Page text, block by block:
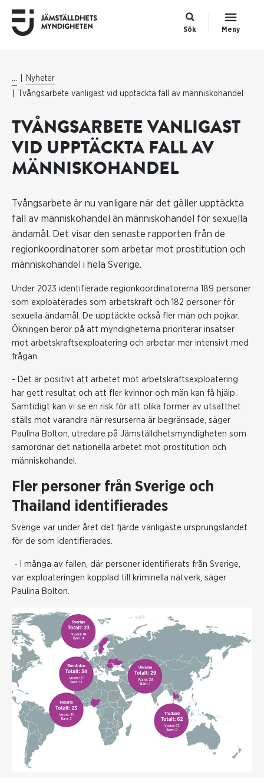
Sök Meny
...
Nyheter
Tvångsarbete vanligast vid upptäckta fall av människohandel
TVÅNGSARBETE VANLIGAST
VID UPPTÄCKTA FALL AV
MÄNNISKOHANDEL
Tvångsarbete är nu vanligare när det gäller upptäckta
fall av människohandel än människohandel för sexuella
ändamål. Det visar den senaste rapporten från de
regionkoordinatorer som arbetar mot prostitution och
människohandel i hela Sverige.
Under 2023 identifierade regionkoordinatorerna 189 personer
som exploaterades som arbetskraft och 182 personer för
sexuella ändamål. De upptäckte också fler män och pojkar.
Ökningen beror på att myndigheterna prioriterar insatser
mot arbetskraftsexploatering och arbetar mer intensivt med
frågan.
- Det är positivt att arbetet mot arbetskraftsexploatering
har gett resultat och att fler kvinnor och män kan få hjälp.
Samtidigt kan vi se en risk för att olika former av utsatthet
ställs mot varandra när resurserna är begränsade, säger
Paulina Bolton, utredare på Jämställdhetsmyndigheten som
samordnar det nationella arbetet mot prostitution och
människohandel.
Fler personer från Sverige och
Thailand identifierades
Sverige var under året det fjärde vanligaste ursprungslandet
för de som identifierades.
- I många av fallen, där personer identifierats från Sverige,
var exploateringen kopplad till kriminella nätverk, säger
Paulina Bolton.